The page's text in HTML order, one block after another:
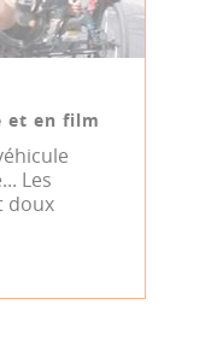
et en film
Les
doux